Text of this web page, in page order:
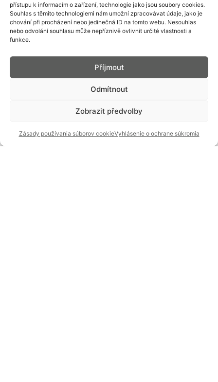
přístupu k informacím o zařízení, technologie jako jsou soubory cookies.
Souhlas s těmito technologiemi nám umožní zpracovávat údaje, jako je
chování při procházení nebo jedinečná ID na tomto webu. Nesouhlas
nebo odvolání souhlasu může nepříznivě ovlivnit určité vlastnosti a
funkce.
Příjmout
Odmítnout
Zobrazit předvolby
Zásady používania súborov cookieVyhlásenie o ochrane súkromia